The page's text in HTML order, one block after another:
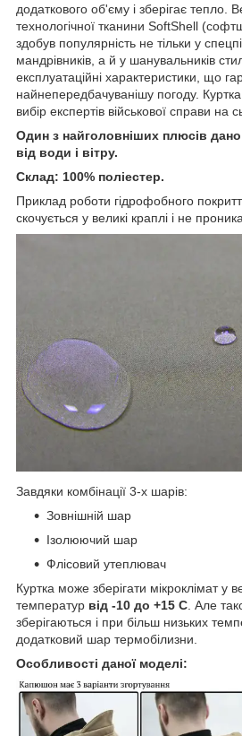
додаткового об'єму і зберігає тепло.
технологічної тканини SoftShell
здобув популярність не тільки у
мандрівників, а й у шанувальників
експлуатаційні характеристики, що
найнепередбачуванішу погоду.
вибір експертів військової справи на
Один з найголовніших плюсів
від води і вітру.
Склад: 100% поліестер.
Приклад роботи гідрофобного
скочується у великі краплі і не
Завдяки комбінації 3-х шарів:
Зовнішній шар
Ізолюючий шар
Флісовий утеплювач
Куртка може зберігати мікроклімат у
температур від -10 до +15 С . Але
зберігаються і при більш низьких
додатковий шар термобілизни.
Особливості даної моделі: